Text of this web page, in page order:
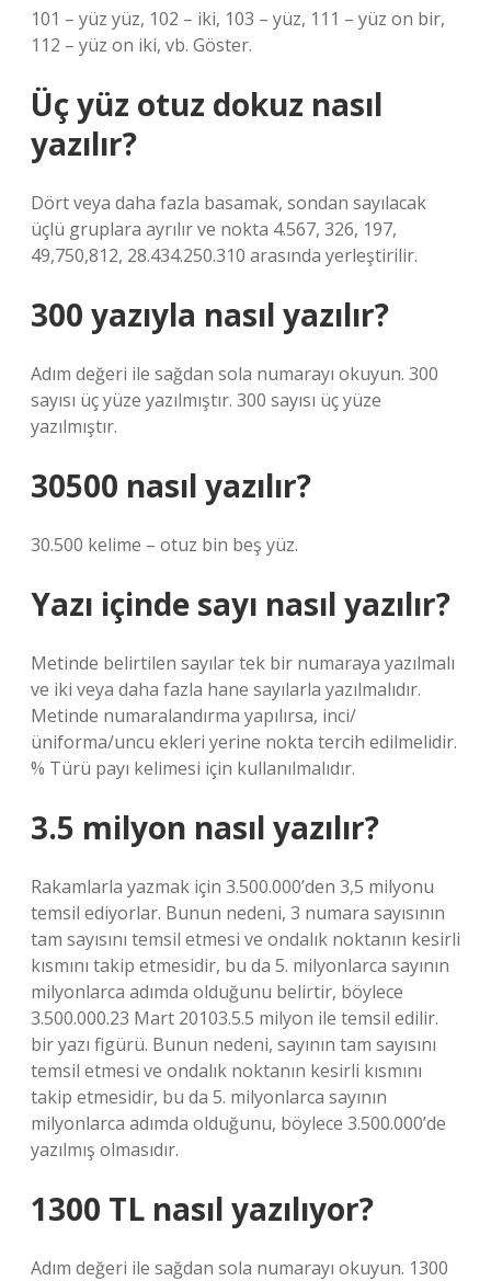
101 – yüz yüz, 102 – iki, 103 – yüz, 111 – yüz on bir,
112 – yüz on iki, vb. Göster.
Üç yüz otuz dokuz nasıl
yazılır?
Dört veya daha fazla basamak, sondan sayılacak
üçlü gruplara ayrılır ve nokta 4.567, 326, 197,
49,750,812, 28.434.250.310 arasında yerleştirilir.
300 yazıyla nasıl yazılır?
Adım değeri ile sağdan sola numarayı okuyun. 300
sayısı üç yüze yazılmıştır. 300 sayısı üç yüze
yazılmıştır.
30500 nasıl yazılır?
30.500 kelime – otuz bin beş yüz.
Yazı içinde sayı nasıl yazılır?
Metinde belirtilen sayılar tek bir numaraya yazılmalı
ve iki veya daha fazla hane sayılarla yazılmalıdır.
Metinde numaralandırma yapılırsa, inci/
üniforma/uncu ekleri yerine nokta tercih edilmelidir.
% Türü payı kelimesi için kullanılmalıdır.
3.5 milyon nasıl yazılır?
Rakamlarla yazmak için 3.500.000’den 3,5 milyonu
temsil ediyorlar. Bunun nedeni, 3 numara sayısının
tam sayısını temsil etmesi ve ondalık noktanın kesirli
kısmını takip etmesidir, bu da 5. milyonlarca sayının
milyonlarca adımda olduğunu belirtir, böylece
3.500.000.23 Mart 20103.5.5 milyon ile temsil edilir.
bir yazı figürü. Bunun nedeni, sayının tam sayısını
temsil etmesi ve ondalık noktanın kesirli kısmını
takip etmesidir, bu da 5. milyonlarca sayının
milyonlarca adımda olduğunu, böylece 3.500.000’de
yazılmış olmasıdır.
1300 TL nasıl yazılıyor?
Adım değeri ile sağdan sola numarayı okuyun. 1300